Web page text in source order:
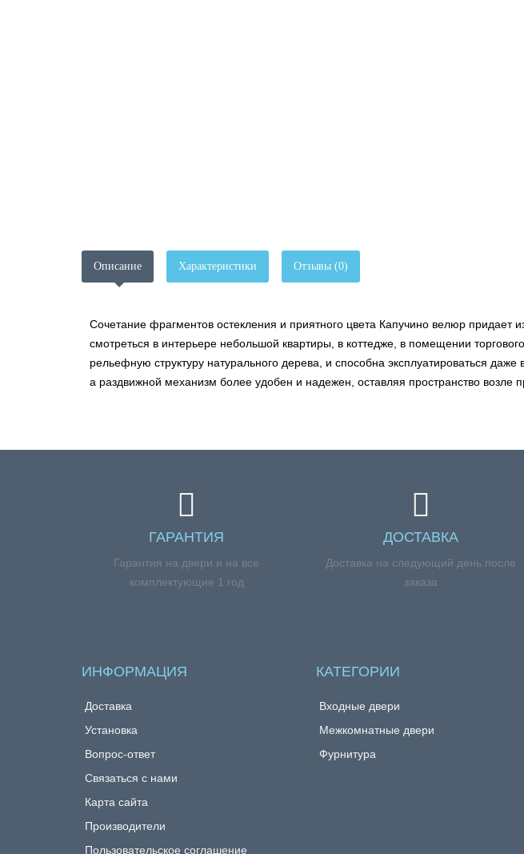
Описание Характеристики Отзывы (0)
Сочетание фрагментов остекления и приятного цвета Капучино велюр придает
смотреться в интерьере небольшой квартиры, в коттедже, в помещении
рельефную структуру натурального дерева, и способна эксплуатироваться
а раздвижной механизм более удобен и надежен, оставляя пространство
ГАРАНТИЯ
Гарантия на двери и на все
комплектующие 1 год
ДОСТАВКА
Доставка на следующий день после
заказа
ИНФОРМАЦИЯ
Доставка
Установка
Вопрос-ответ
Связаться с нами
Карта сайта
Производители
Пользовательское соглашение
КАТЕГОРИИ
Входные двери
Межкомнатные двери
Фурнитура